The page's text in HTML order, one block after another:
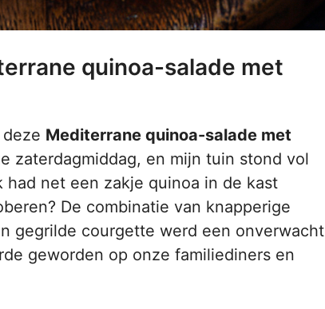
quinoa-salade met
Mediterrane quinoa-salade met
zaterdagmiddag, en mijn tuin stond vol
net een zakje quinoa in de kast
De combinatie van knapperige
gegrilde courgette werd een onverwacht
geworden op onze familiediners en